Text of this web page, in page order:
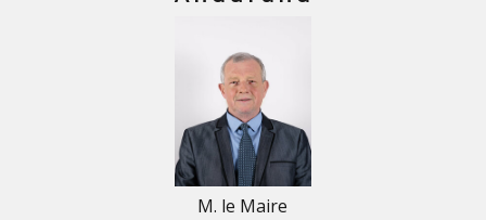
M. le Maire